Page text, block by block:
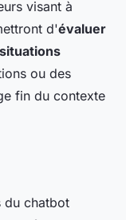
visant à
d'évaluer
ou des
fin du contexte
du chatbot